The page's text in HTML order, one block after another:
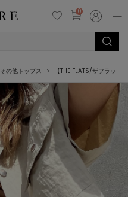
0
その他トップス 【THE FLATS/ザフラッツ